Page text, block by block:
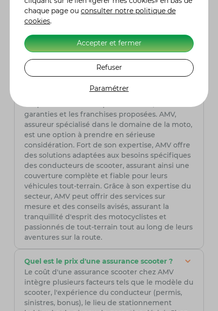
aux autoroutes ?
Oui, à condition qu’il ait une motorisation
optimisée pour garantir une conduite sécurisée
à haute vitesse.
Pour choisir avec soin votre assurance scooter, il
garanties et les franchises proposées. AMV,
assureur spécialisé dans le domaine de la moto,
est une option à prendre en sérieuse
considération. Fort de son expertise, AMV offre
des solutions adaptées aux besoins spécifiques
des conducteurs de scooter, assurant ainsi une
couverture complète et fiable pour leurs
véhicules tout-terrain. Grâce à son expertise du
secteur, AMV peut offrir des services sur
mesure et des conseils avisés, assurant la
tranquillité d'esprit des motocyclistes et
passionnés de tout-terrain tout au long de leurs
aventures sur la route.
Quel est le prix d'une assurance scooter ?
Le coût d'une assurance scooter chez AMV
intègre plusieurs facteurs tels que le modèle du
scooter, l'expérience du conducteur (permis,
sinistres, bonus), le lieu de stationnement
chaque page ou consulter notre politique de
cookies.
Accepter et fermer
Refuser
Paramétrer